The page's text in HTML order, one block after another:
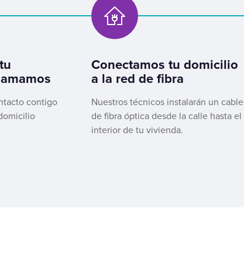
contigo
Conectamos tu domicilio
a la red de fibra
Nuestros técnicos instalarán un cable
de fibra óptica desde la calle hasta el
interior de tu vivienda.